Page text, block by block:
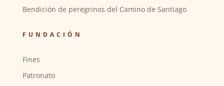
Bendición de peregrinos del Camino de Santiago
FUNDACIÓN
Fines
Patronato